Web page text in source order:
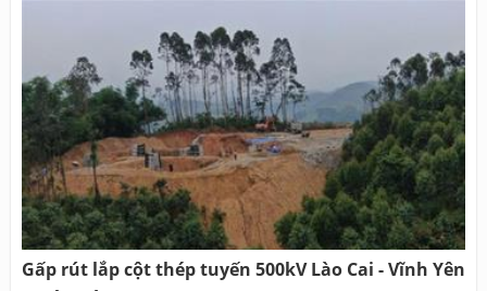
Gấp rút lắp cột thép tuyến 500kV Lào Cai - Vĩnh Yên